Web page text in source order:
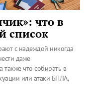
что в
список
с надеждой никогда
даже
также что собирать в
или атаки БПЛА,